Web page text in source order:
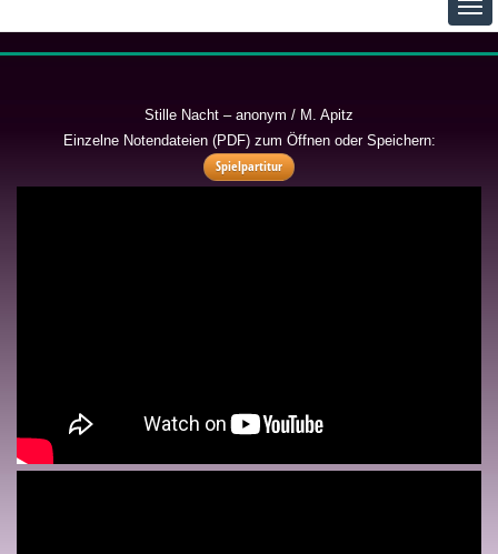
Stille Nacht – anonym / M. Apitz
Einzelne Notendateien (PDF) zum Öffnen oder Speichern:
Spielpartitur